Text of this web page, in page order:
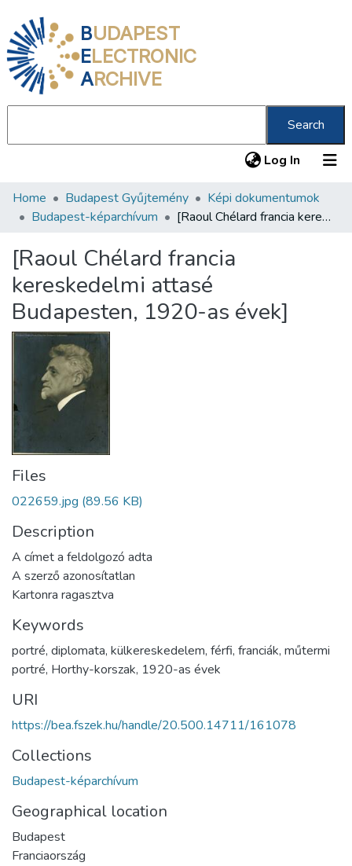
BUDAPEST
ELECTRONIC
ARCHIVE
Search
Log In (current)
Communities & Collections
Statistics
About us
Home Budapest Gyűjtemény
Képi dokumentumok
Budapest-képarchívum
[Raoul Chélard francia kereskedelmi attasé Budapesten, 1920-as évek]
[Raoul Chélard francia
kereskedelmi attasé
Budapesten, 1920-as évek]
Files
022659.jpg (89.56 KB)
Description
A címet a feldolgozó adta
A szerző azonosítatlan
Kartonra ragasztva
Keywords
portré, diplomata, külkereskedelem, férfi, franciák, műtermi
portré, Horthy-korszak, 1920-as évek
URI
https://bea.fszek.hu/handle/20.500.14711/161078
Collections
Budapest-képarchívum
Geographical location
Budapest
Franciaország